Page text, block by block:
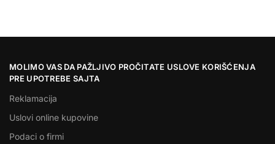
MOLIMO VAS DA PAŽLJIVO PROČITATE USLOVE KORIŠĆENJA
PRE UPOTREBE SAJTA
Reklamacija
Uslovi online kupovine
Podaci o firmi